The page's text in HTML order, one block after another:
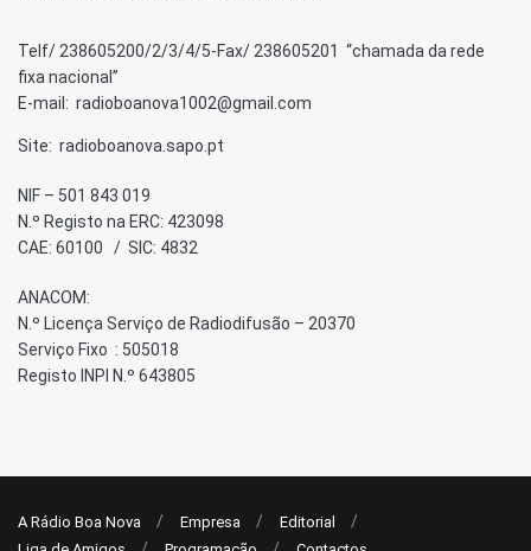
Telf/ 238605200/2/3/4/5-Fax/ 238605201 “chamada da rede
fixa nacional”
E-mail: radioboanova1002@gmail.com
Site: radioboanova.sapo.pt
NIF – 501 843 019
N.º Registo na ERC: 423098
CAE: 60100 / SIC: 4832
ANACOM:
N.º Licença Serviço de Radiodifusão – 20370
Serviço Fixo : 505018
Registo INPI N.º 643805
A Rádio Boa Nova Empresa
Editorial